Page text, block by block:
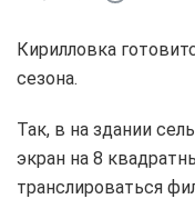
Кирилловка
сезона.
Так, в на здании
экран на 8
транслироваться